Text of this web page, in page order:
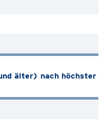
älter) nach höchster